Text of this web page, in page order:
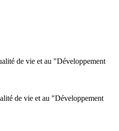
de vie et au "Développement
de vie et au "Développement